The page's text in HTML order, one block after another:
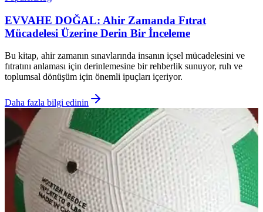
EVVAHE DOĞAL: Ahir Zamanda Fıtrat
Mücadelesi Üzerine Derin Bir İnceleme
Bu kitap, ahir zamanın sınavlarında insanın içsel mücadelesini ve
fıtratını anlaması için derinlemesine bir rehberlik sunuyor, ruh ve
toplumsal dönüşüm için önemli ipuçları içeriyor.
Daha fazla bilgi edinin